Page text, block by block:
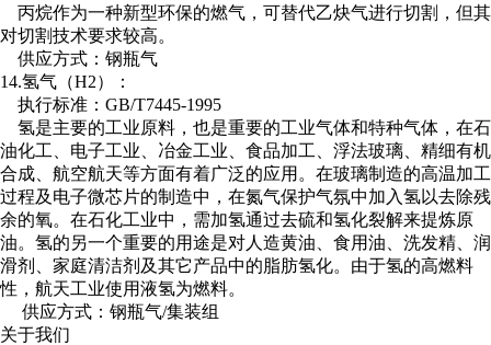
丙烷作为一种新型环保的燃气，可替代乙炔气进行切割，但其
对切割技术要求较高。
供应方式：钢瓶气
14.氢气（H2）：
执行标准：GB/T7445-1995
氢是主要的工业原料，也是重要的工业气体和特种气体，在石
油化工、电子工业、冶金工业、食品加工、浮法玻璃、精细有机
合成、航空航天等方面有着广泛的应用。在玻璃制造的高温加工
过程及电子微芯片的制造中，在氮气保护气氛中加入氢以去除残
余的氧。在石化工业中，需加氢通过去硫和氢化裂解来提炼原
油。氢的另一个重要的用途是对人造黄油、食用油、洗发精、润
滑剂、家庭清洁剂及其它产品中的脂肪氢化。由于氢的高燃料
性，航天工业使用液氢为燃料。
供应方式：钢瓶气/集装组
关于我们